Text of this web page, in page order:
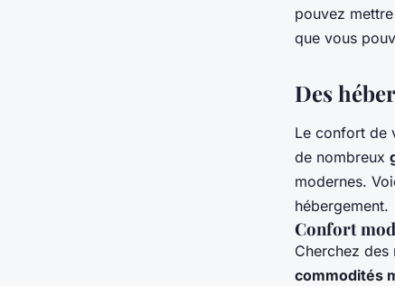
pouvez
que vous
Des
Le confort de
de nombreux
modernes.
hébergement.
Confort
Cherchez des
commodités